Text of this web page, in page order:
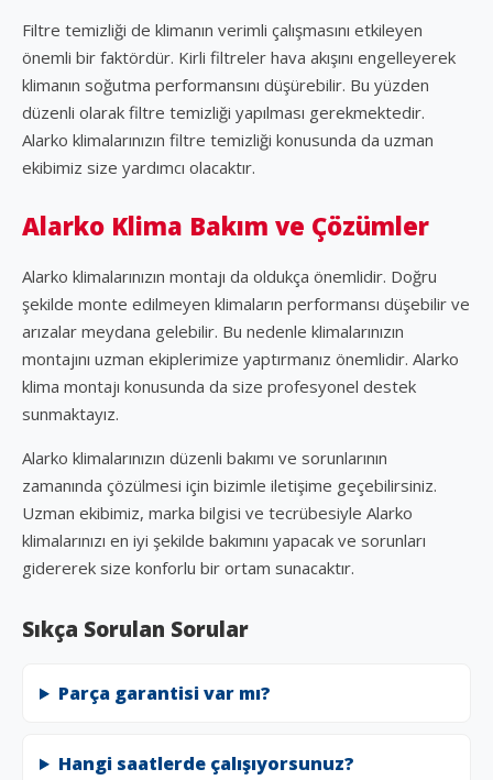
Filtre temizliği de klimanın verimli çalışmasını etkileyen
önemli bir faktördür. Kirli filtreler hava akışını engelleyerek
klimanın soğutma performansını düşürebilir. Bu yüzden
düzenli olarak filtre temizliği yapılması gerekmektedir.
Alarko klimalarınızın filtre temizliği konusunda da uzman
ekibimiz size yardımcı olacaktır.
Alarko Klima Bakım ve Çözümler
Alarko klimalarınızın montajı da oldukça önemlidir. Doğru
şekilde monte edilmeyen klimaların performansı düşebilir ve
arızalar meydana gelebilir. Bu nedenle klimalarınızın
montajını uzman ekiplerimize yaptırmanız önemlidir. Alarko
klima montajı konusunda da size profesyonel destek
sunmaktayız.
Alarko klimalarınızın düzenli bakımı ve sorunlarının
zamanında çözülmesi için bizimle iletişime geçebilirsiniz.
Uzman ekibimiz, marka bilgisi ve tecrübesiyle Alarko
klimalarınızı en iyi şekilde bakımını yapacak ve sorunları
gidererek size konforlu bir ortam sunacaktır.
Sıkça Sorulan Sorular
Parça garantisi var mı?
Hangi saatlerde çalışıyorsunuz?